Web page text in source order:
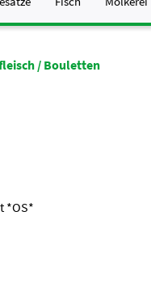
/ Bouletten